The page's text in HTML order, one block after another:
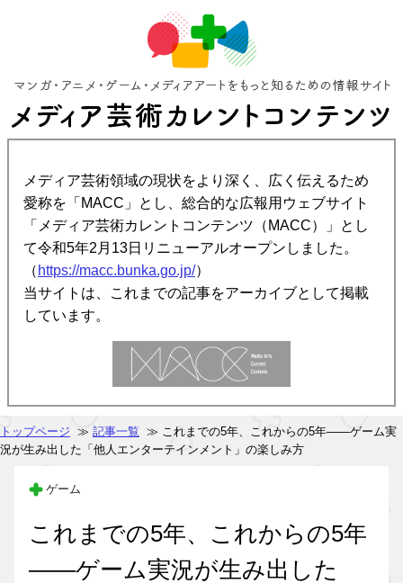
メディア芸術領域の現状をより深く、広く伝えるため
愛称を「MACC」とし、総合的な広報用ウェブサイト
「メディア芸術カレントコンテンツ（MACC）」とし
て令和5年2月13日リニューアルオープンしました。
（ https://macc.bunka.go.jp/）
当サイトは、これまでの記事をアーカイブとして掲載
しています。
トップページ ≫ 記事一覧 ≫ これまでの5年、これからの5年――ゲーム実
況が生み出した「他人エンターテインメント」の楽しみ方
ゲーム
これまでの5年、これからの5年
――ゲーム実況が生み出した